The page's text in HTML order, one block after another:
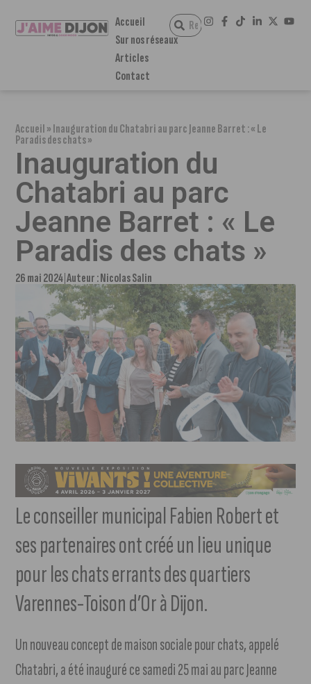
Accueil
Sur nos réseaux
Articles
Contact
Accueil»Inauguration du Chatabri au parc Jeanne Barret : « Le
Paradis des chats »
Inauguration du
Chatabri au parc
Jeanne Barret : « Le
Paradis des chats »
26 mai 2024 Auteur :Nicolas Salin
Le conseiller municipal Fabien Robert et
ses partenaires ont créé un lieu unique
pour les chats errants des quartiers
Varennes-Toison d’Or à Dijon.
Un nouveau concept de maison sociale pour chats, appelé
Chatabri, a été inauguré ce samedi 25 mai au parc Jeanne